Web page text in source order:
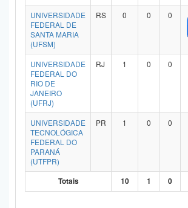
UNIVERSIDADE
FEDERAL DE
SANTA MARIA
(UFSM)
RS 0 0 0
UNIVERSIDADE
FEDERAL DO
RIO DE
JANEIRO
(UFRJ)
RJ 1 0 0
UNIVERSIDADE
TECNOLÓGICA
FEDERAL DO
PARANÁ
(UTFPR)
PR 1 0 0
Totais 10 1 0